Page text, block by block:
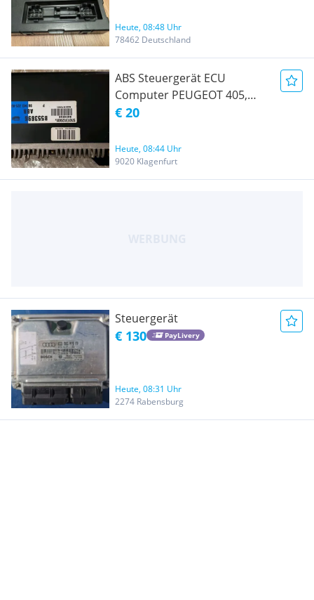
Heute, 08:48 Uhr
78462 Deutschland
ABS Steuergerät ECU
Computer PEUGEOT 405,
S101312001, B553696, ABR
€ 20
Heute, 08:44 Uhr
9020 Klagenfurt
Steuergerät
€ 130 PayLivery
Heute, 08:31 Uhr
2274 Rabensburg